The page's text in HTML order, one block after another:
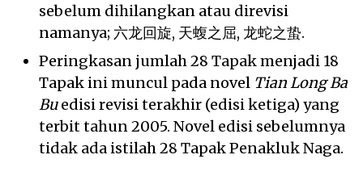
sebelum dihilangkan atau direvisi
namanya; 六龙回旋, 天蝮之屈, 龙蛇之蛰.
Peringkasan jumlah 28 Tapak menjadi 18
Tapak ini muncul pada novel Tian Long Ba
Buedisi revisi terakhir (edisi ketiga) yang
terbit tahun 2005. Novel edisi sebelumnya
tidak ada istilah 28 Tapak Penakluk Naga.